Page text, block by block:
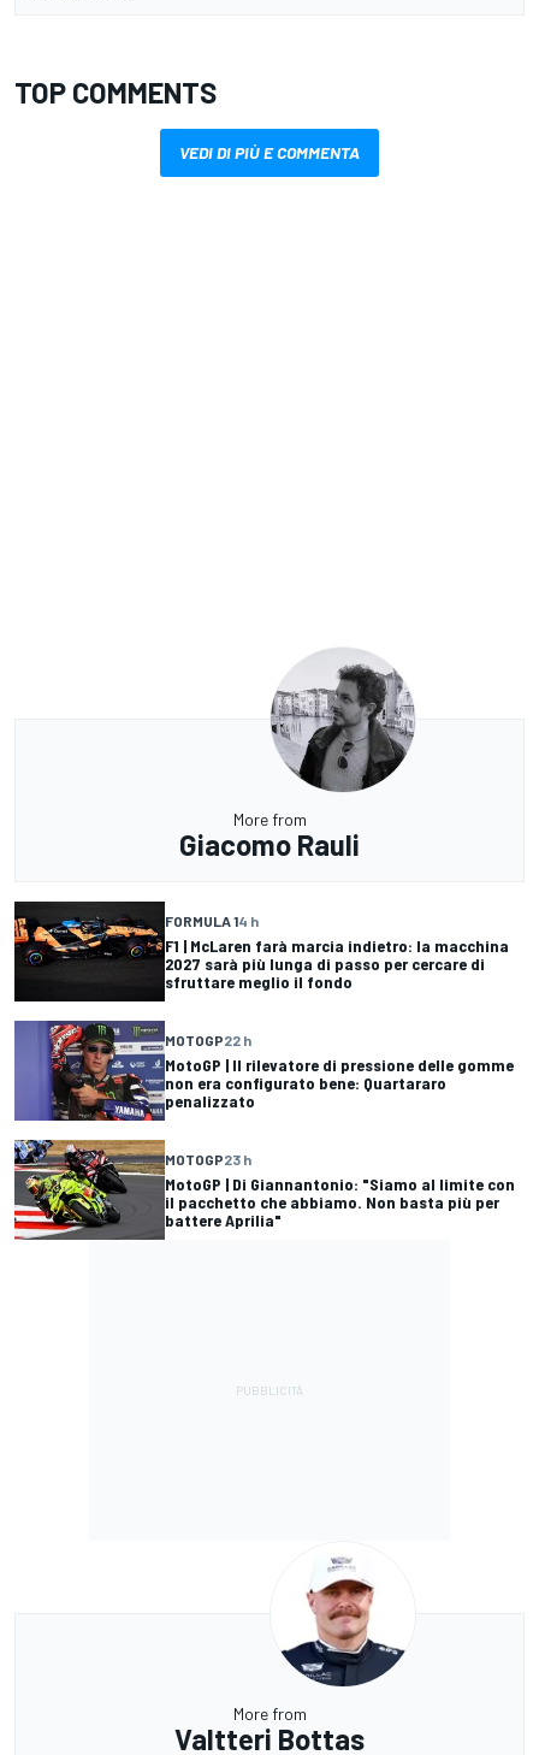
TOP COMMENTS
VEDI DI PIÙ E COMMENTA
More from
Giacomo Rauli
FORMULA 14 h
F1 | McLaren farà marcia indietro: la macchina
2027 sarà più lunga di passo per cercare di
sfruttare meglio il fondo
MOTOGP22 h
MotoGP | Il rilevatore di pressione delle gomme
non era configurato bene: Quartararo
penalizzato
MOTOGP23 h
MotoGP | Di Giannantonio: "Siamo al limite con
il pacchetto che abbiamo. Non basta più per
battere Aprilia"
More from
Valtteri Bottas